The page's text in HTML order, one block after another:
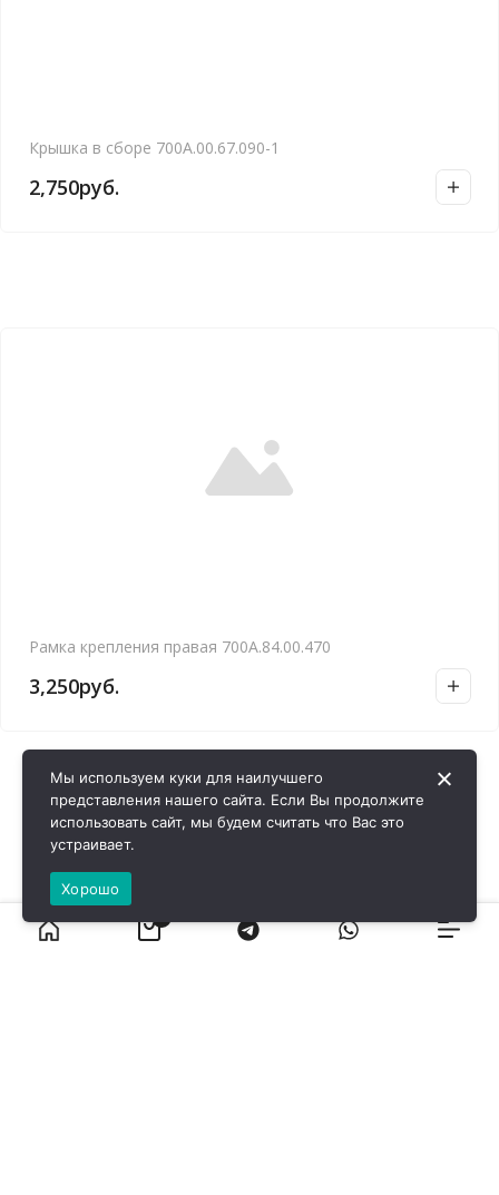
Крышка в сборе 700А.00.67.090-1
2,750руб.
Рамка крепления правая 700А.84.00.470
3,250руб.
Мы используем куки для наилучшего
представления нашего сайта. Если Вы продолжите
использовать сайт, мы будем считать что Вас это
устраивает.
Хорошо